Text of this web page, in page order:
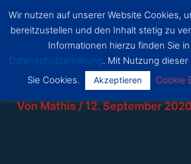
Inhalt
Dragon
s Bonn
Von Mathis / 12. September 2020
Wir nutzen auf unserer Website Cookies,
bereitzustellen und den Inhalt stetig zu
Informationen hierzu finden Sie
Datenschutzerklärung. Mit Nutzung
Sie Cookies.
Akzeptieren Cookie